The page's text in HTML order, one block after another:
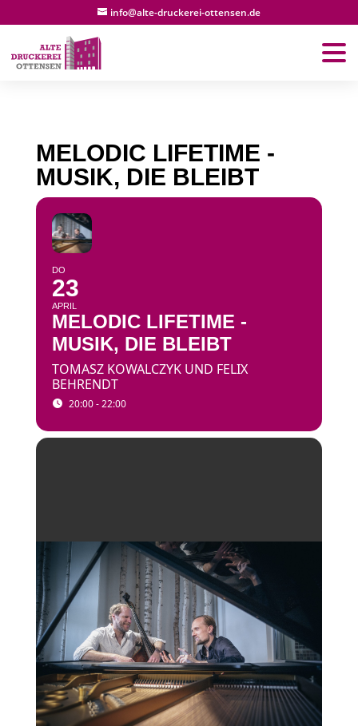
info@alte-druckerei-ottensen.de
MELODIC LIFETIME -
MUSIK, DIE BLEIBT
DO
23
APRIL
MELODIC LIFETIME -
MUSIK, DIE BLEIBT
TOMASZ KOWALCZYK UND FELIX
BEHRENDT
20:00 - 22:00